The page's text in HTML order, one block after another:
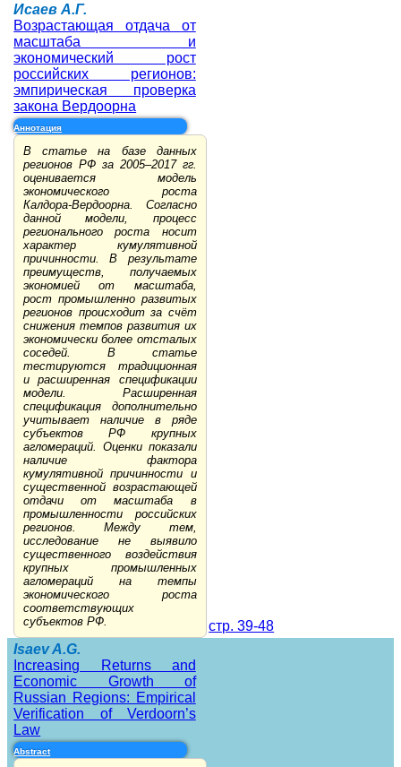
Исаев А.Г.
Возрастающая отдача от
масштаба и
экономический рост
российских регионов:
эмпирическая проверка
закона Вердоорна
Аннотация
В статье на базе данных
регионов РФ за 2005–2017 гг.
оценивается модель
экономического роста
Калдора-Вердоорна. Согласно
данной модели, процесс
регионального роста носит
характер кумулятивной
причинности. В результате
преимуществ, получаемых
экономией от масштаба,
рост промышленно развитых
регионов происходит за счёт
снижения темпов развития их
экономически более отсталых
соседей. В статье
тестируются традиционная
и расширенная спецификации
модели. Расширенная
спецификация дополнительно
учитывает наличие в ряде
субъектов РФ крупных
агломераций. Оценки показали
наличие фактора
кумулятивной причинности и
существенной возрастающей
отдачи от масштаба в
промышленности российских
регионов. Между тем,
исследование не выявило
существенного воздействия
крупных промышленных
агломераций на темпы
экономического роста
соответствующих
субъектов РФ.
стр. 39-48
Isaev A.G.
Increasing Returns and
Economic Growth of
Russian Regions: Empirical
Verification of Verdoorn’s
Law
Abstract